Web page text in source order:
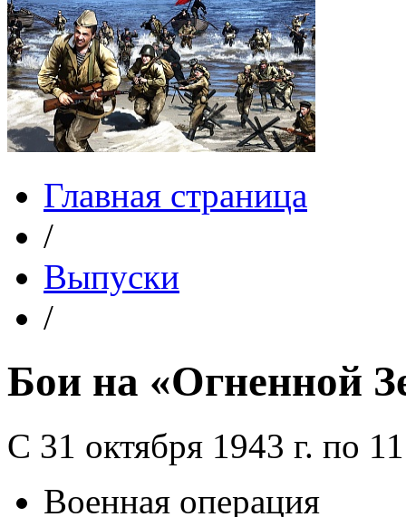
Главная страница
/
Выпуски
/
Бои на «Огненной
С 31 октября 1943 г. по
Военная операция